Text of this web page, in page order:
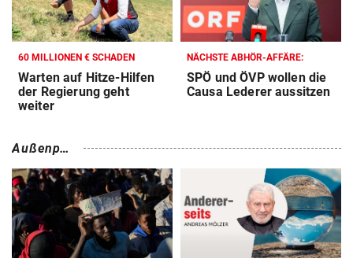
60 MILLIONEN € SCHADEN
Warten auf Hitze-Hilfen
der Regierung geht
weiter
NÄCHSTE ABHÖR-AFFÄRE:
SPÖ und ÖVP wollen die
Causa Lederer aussitzen
Außenpol